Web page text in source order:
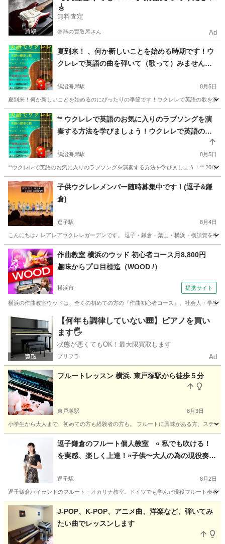
🎸
無料査定
楽器の買取屋さん Ad
夏到来！ 、何か新しいことを始める時期です！ウ
クレレで英語の曲を弾いて（歌って）みません
楽譜が多数用意されています!ウクレレ **英語のネ
イティブスピーカーと一緒にウクレレで**英語の歌
を学びましょう！
鵠沼海岸駅 8月5日
夏到来！何か新しいことを始めるのにぴったりの季節です！ウクレレで英語の歌を演
神奈川 藤沢市 鵠沼海岸駅 ウクレレ ネイティブスピーカー
** ウクレレで英語のお気に入りのラブソングを演
奏する方法を学びましょう！ウクレレで英語のお
気に入りのラブソングを演奏する方法を学びまし
ょう！**英語のネイティブスピーカーと一緒にウク
レレで英語の歌を学びましょう！**
鵠沼海岸駅 8月5日
**ウクレレで英語のお気に入りのラブソングを演奏する方法を学びましょう！** 20年
神奈川 藤沢市 鵠沼海岸駅 ウクレレ ネイティブスピーカー
子供ウクレレメンバー随時募集中です！(逗子&鎌
倉)
逗子駅 8月4日
こんにちは♪ レアレアウクレレガーデンです。 逗子・鎌倉・葉山・横浜・横須賀を
神奈川 逗子市 逗子駅 ウクレレ 葉山
作曲教室 横浜のウッド 初心者コース月8,800円
趣味からプロ目標迄（WOOD /）
横浜市 提携サイト
横浜の作曲教室ウッドは、全くの初めての方の『作曲初心者コース』、社会人・学生
神奈川 その他
【何年も調律していない🎹】ピアノを買い
ます🖐️
状態が悪くてもOK！最大限買取します
プリフラ Ad
フルートレッスン 横浜. 東戸塚駅から徒歩５分
東戸塚駅 8月3日
小学生から大人まで、初めての方も経験者の方も。 フルートに興味がある方、ステ
東戸塚駅 フルート 大人
逗子鎌倉のフルート個人教室 « 私でも吹ける！
を実感、楽しく上達！»子供〜大人の為の現役奏者
逗子駅 8月2日
逗子鎌倉ハイランドのフルート・オカリナ教室。ドイツでも学んだ現役フルート奏者
神奈川 逗子市 先生
J-POP、K-POP、アニメ曲、洋楽など、弾いてみ
たい曲でレッスンします